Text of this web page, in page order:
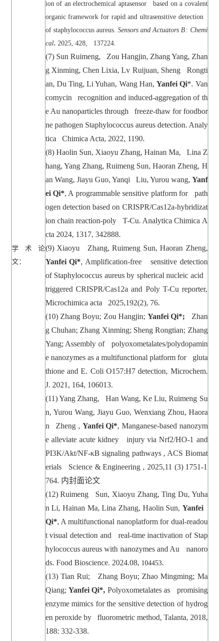
学术论
文：
ion of an electrochemical aptasensor based on a covalent
organic framework for rapid and ultrasensitive detection
of staphylococcus aureus. Sensors and Actuators B: Chemi
cal. 2025, 428, 137224.
(7) Sun Ruimeng, Zou Hangjin, Zhang Yang, Zhan
g Xinming, Chen Lixia, Lv Ruijuan, Sheng Rongti
an, Du Ting, Li Yuhan, Wang Han,Yanfei Qi*. Van
comycin recognition and induced-aggregation of th
e Au nanoparticles through freeze-thaw for foodbor
ne pathogen Staphylococcus aureus detection. Analy
tica Chimica Acta, 2022, 1190.
(8) Haolin Sun, Xiaoyu Zhang, Hainan Ma, Lina Z
hang, Yang Zhang, Ruimeng Sun, Haoran Zheng, H
an Wang, Jiayu Guo, Yanqi Liu, Yurou wang, Yanf
ei Qi*, A programmable sensitive platform for path
ogen detection based on CRISPR/Cas12a-hybridizat
ion chain reaction-poly T-Cu. Analytica Chimica A
cta 2024, 1317, 342888.
(9) Xiaoyu Zhang, Ruimeng Sun, Haoran Zheng,
Yanfei Qi*, Amplification-free sensitive detection
of Staphylococcus aureus by spherical nucleic acid
triggered CRISPR/Cas12a and Poly T-Cu reporter,
Microchimica acta 2025,192(2), 76.
(10) Zhang Boyu; Zou Hangjin; Yanfei Qi*; Zhan
g Chuhan; Zhang Xinming; Sheng Rongtian; Zhang
Yang; Assembly of polyoxometalates/polydopamin
e nanozymes as a multifunctional platform for gluta
thione and E. Coli O157:H7 detection, Microchem.
J. 2021, 164, 106013.
(11) Yang Zhang, Han Wang, Ke Liu, Ruimeng Su
n, Yurou Wang, Jiayu Guo, Wenxiang Zhou, Haora
n Zheng , Yanfei Qi*, Manganese-based nanozym
e alleviate acute kidney injury via Nrf2/HO-1 and
PI3K/Akt/NF-κB signaling pathways , ACS Biomat
erials Science & Engineering , 2025,11 (3) 1751-1
764. 内封面论文
(12) Ruimeng Sun, Xiaoyu Zhang, Ting Du, Yuha
n Li, Hainan Ma, Lina Zhang, Haolin Sun, Yanfei
Qi*, A multifunctional nanoplatform for dual-readou
t visual detection and real-time inactivation of Stap
hylococcus aureus with nanozymes and Au nanoro
ds. Food Bioscience. 2024.08, 104453.
(13) Tian Rui; Zhang Boyu; Zhao Mingming; Ma
Qiang; Yanfei Qi*, Polyoxometalates as promising
enzyme mimics for the sensitive detection of hydrog
en peroxide by fluorometric method, Talanta, 2018,
188: 332-338.